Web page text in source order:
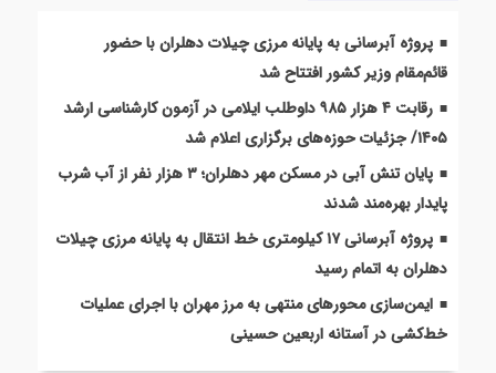
پروژه آبرسانی به پایانه مرزی چیلات دهلران با حضور
قائم‌مقام وزیر کشور افتتاح شد
رقابت ۴ هزار ۹۸۵ داوطلب ایلامی در آزمون کارشناسی ارشد
۱۴۰۵/ جزئیات حوزه‌های برگزاری اعلام شد
پایان تنش آبی در مسکن مهر دهلران؛ ۳ هزار نفر از آب شرب
پایدار بهره‌مند شدند
پروژه آبرسانی ۱۷ کیلومتری خط انتقال به پایانه مرزی چیلات
دهلران به اتمام رسید
ایمن‌سازی محورهای منتهی به مرز مهران با اجرای عملیات
خط‌کشی در آستانه اربعین حسینی